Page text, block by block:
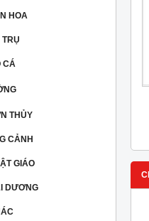
HOA
CÁ
THỦY
CẢNH
GIÁO
DƯƠNG